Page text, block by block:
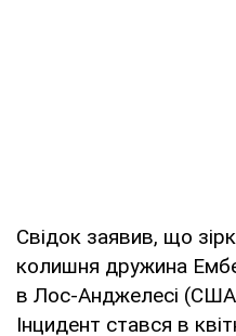
Свідок заявив, що
колишня дружина
в Лос-Анджелесі (США)
Інцидент стався в